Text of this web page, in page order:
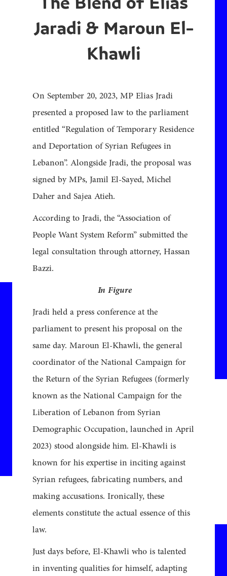
Jaradi & Maroun El-
Khawli
On September 20, 2023, MP Elias Jradi
presented a proposed law to the parliament
entitled “Regulation of Temporary Residence
and Deportation of Syrian Refugees in
Lebanon”. Alongside Jradi, the proposal was
signed by MPs, Jamil El-Sayed, Michel
Daher and Sajea Atieh.
According to Jradi, the “Association of
People Want System Reform” submitted the
legal consultation through attorney, Hassan
Bazzi.
In Figure
Jradi held a press conference at the
parliament to present his proposal on the
same day. Maroun El-Khawli, the general
coordinator of the National Campaign for
the Return of the Syrian Refugees (formerly
known as the National Campaign for the
Liberation of Lebanon from Syrian
Demographic Occupation, launched in April
2023) stood alongside him. El-Khawli is
known for his expertise in inciting against
Syrian refugees, fabricating numbers, and
making accusations. Ironically, these
elements constitute the actual essence of this
law.
Just days before, El-Khawli who is talented
in inventing qualities for himself, adapting